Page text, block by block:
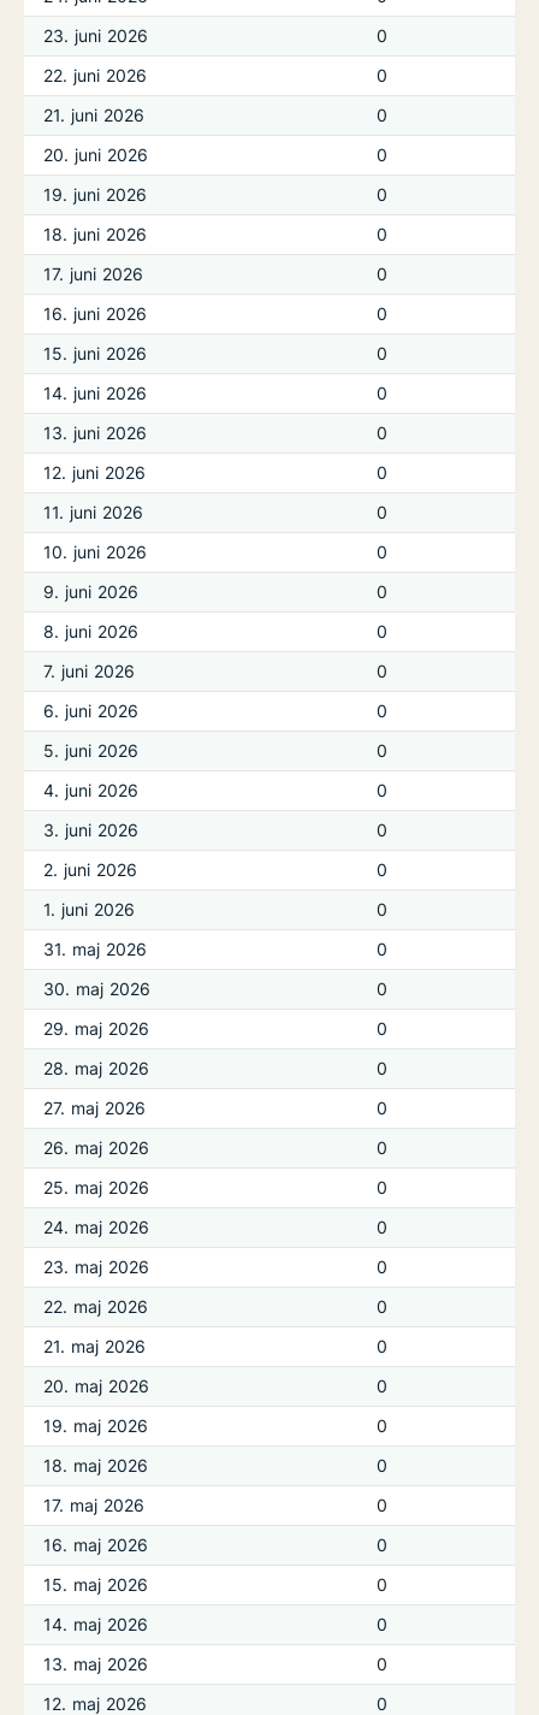
23. juni 2026
0
22. juni 2026
0
21. juni 2026
0
20. juni 2026
0
19. juni 2026
0
18. juni 2026
0
17. juni 2026
0
16. juni 2026
0
15. juni 2026
0
14. juni 2026
0
13. juni 2026
0
12. juni 2026
0
11. juni 2026
0
10. juni 2026
0
9. juni 2026
0
8. juni 2026
0
7. juni 2026
0
6. juni 2026
0
5. juni 2026
0
4. juni 2026
0
3. juni 2026
0
2. juni 2026
0
1. juni 2026
0
31. maj 2026
0
30. maj 2026
0
29. maj 2026
0
28. maj 2026
0
27. maj 2026
0
26. maj 2026
0
25. maj 2026
0
24. maj 2026
0
23. maj 2026
0
22. maj 2026
0
21. maj 2026
0
20. maj 2026
0
19. maj 2026
0
18. maj 2026
0
17. maj 2026
0
16. maj 2026
0
15. maj 2026
0
14. maj 2026
0
13. maj 2026
0
12. maj 2026
0